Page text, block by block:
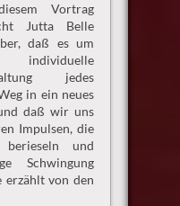
Vortrag
Jutta Belle
daß es um
individuelle
jedes
in ein neues
daß wir uns
Impulsen, die
und
Schwingung
erzählt von den